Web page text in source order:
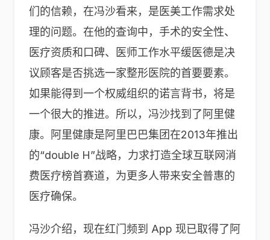
们的信赖，在冯沙看来，是医美工作需求处
理的问题。在他的查询中，手术的安全性、
医疗资质和口碑、医师工作水平缓医德是决
议顾客是否挑选一家整形医院的首要要素。
如果能得到一个权威组织的诺言背书，将是
一个很大的推进。所以，冯沙找到了阿里健
康。阿里健康是阿里巴巴集团在2013年推出
的“double H”战略，力求打造全球互联网消
费医疗榜首赛道，为更多人带来安全普惠的
医疗确保。
冯沙介绍，现在红门频到 App 现已取得了阿